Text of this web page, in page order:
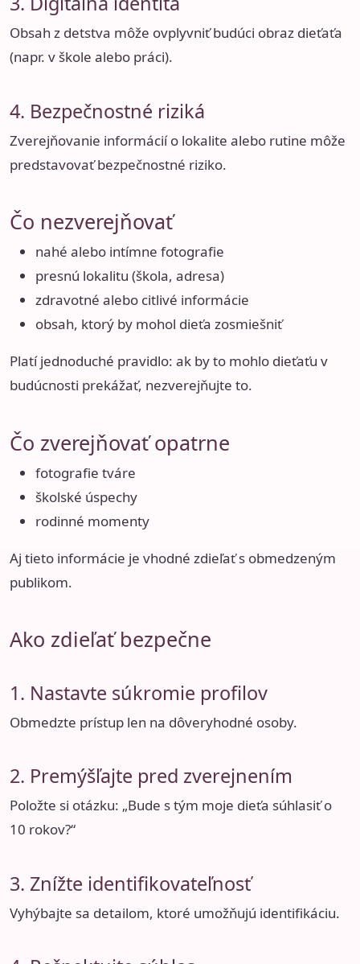
Obsah z detstva môže ovplyvniť budúci obraz dieťaťa
(napr. v škole alebo práci).
4. Bezpečnostné riziká
Zverejňovanie informácií o lokalite alebo rutine môže
predstavovať bezpečnostné riziko.
Čo nezverejňovať
nahé alebo intímne fotografie
presnú lokalitu (škola, adresa)
zdravotné alebo citlivé informácie
obsah, ktorý by mohol dieťa zosmiešniť
Platí jednoduché pravidlo: ak by to mohlo dieťaťu v
budúcnosti prekážať, nezverejňujte to.
Čo zverejňovať opatrne
fotografie tváre
školské úspechy
rodinné momenty
Aj tieto informácie je vhodné zdieľať s obmedzeným
publikom.
Ako zdieľať bezpečne
1. Nastavte súkromie profilov
Obmedzte prístup len na dôveryhodné osoby.
2. Premýšľajte pred zverejnením
Položte si otázku: „Bude s tým moje dieťa súhlasiť o
10 rokov?“
3. Znížte identifikovateľnosť
Vyhýbajte sa detailom, ktoré umožňujú identifikáciu.